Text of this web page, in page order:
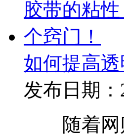
如何提高
发布日期：
随着网购